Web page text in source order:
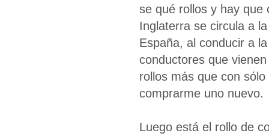
se qué rollos y hay que
Inglaterra se circula a
España, al conducir a
conductores que
rollos más que con
comprarme uno nuevo.
Luego está el rollo de